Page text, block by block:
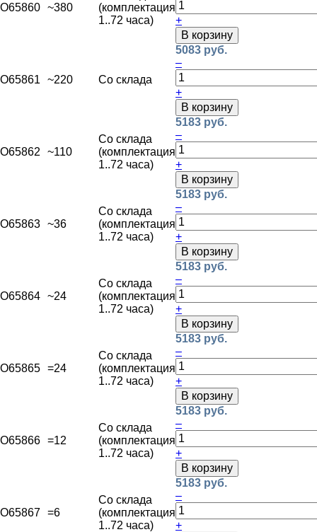
O65860 ~380
(комплектация
1..72 часа)
+
В корзину
O65861 ~220 Со склада
5083 руб.
–
+
В корзину
O65862 ~110
Со склада
(комплектация
1..72 часа)
5183 руб.
–
+
В корзину
O65863 ~36
Со склада
(комплектация
1..72 часа)
5183 руб.
–
+
В корзину
O65864 ~24
Со склада
(комплектация
1..72 часа)
5183 руб.
–
+
В корзину
O65865 =24
Со склада
(комплектация
1..72 часа)
5183 руб.
–
+
В корзину
O65866 =12
Со склада
(комплектация
1..72 часа)
5183 руб.
–
+
В корзину
O65867 =6
Со склада
(комплектация
1..72 часа)
5183 руб.
–
+